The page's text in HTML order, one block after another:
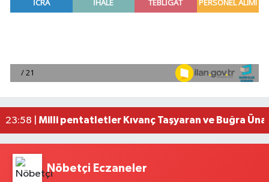
00:39 |
Mersin'de uyuşturucu operasyonunda 190
23:58 | Milli pentatletler Kıvanç Taşyaran ve Buğra
Nöbetçi Eczaneler